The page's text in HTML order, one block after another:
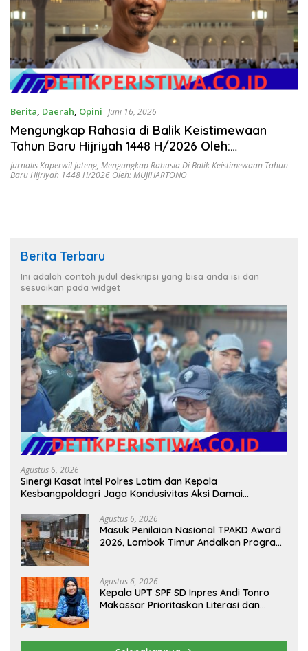
Berita, Daerah, Opini Juni 16, 2026
Mengungkap Rahasia di Balik Keistimewaan
Tahun Baru Hijriyah 1448 H/2026 Oleh:
MUJIHARTONO, Jurnalis Kaperwil Jateng
Jurnalis Kaperwil Jateng, Mengungkap Rahasia Di Balik Keistimewaan Tahun
Baru Hijriyah 1448 H/2026 Oleh: MUJIHARTONO
Berita Terbaru
Ini adalah contoh judul deskripsi yang bisa anda isi dan
sesuaikan pada widget
Agustus 6, 2026
Sinergi Kasat Intel Polres Lotim dan Kepala
Kesbangpoldagri Jaga Kondusivitas Aksi Damai
Agustus 6, 2026
Masuk Penilaian Nasional TPAKD Award
2026, Lombok Timur Andalkan Program
Agustus 6, 2026
Kepala UPT SPF SD Inpres Andi Tonro
Makassar Prioritaskan Literasi dan